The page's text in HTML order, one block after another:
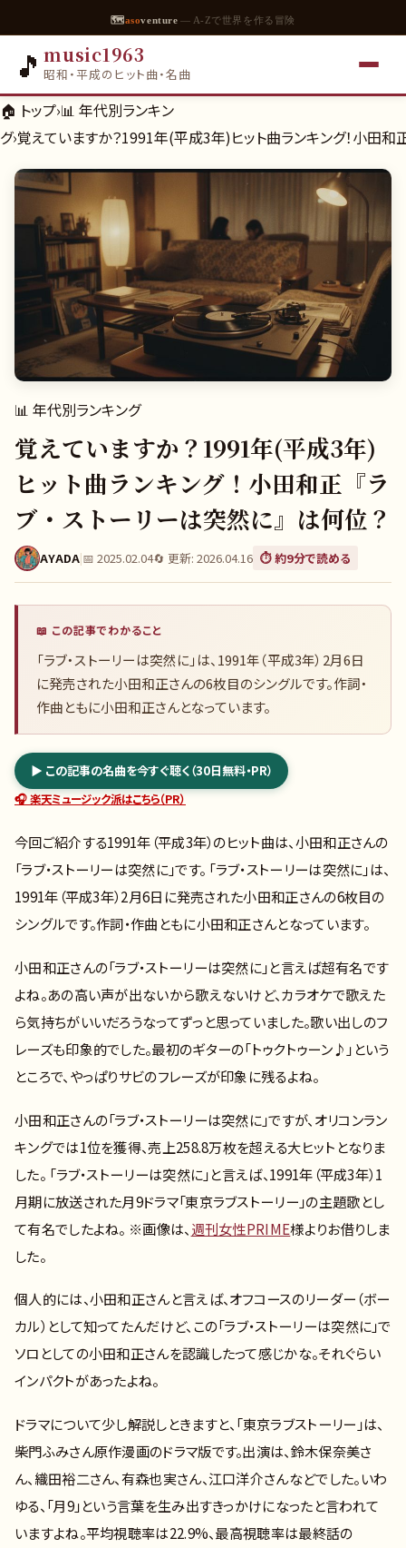
🗺asoventure — A-Zで世界を作る冒険
🎵 music1963
昭和・平成のヒット曲・名曲
🏠 トップ›📊 年代別ランキン
グ›覚えていますか？1991年(平成3年)ヒット曲ランキング！小田和
📊 年代別ランキング
覚えていますか？1991年(平成3年)
ヒット曲ランキング！小田和正『ラ
ブ・ストーリーは突然に』は何位？
AYADA|📅 2025.02.04🔄 更新: 2026.04.16 ⏱️ 約9分で読める
📖 この記事でわかること
「ラブ・ストーリーは突然に」は、1991年（平成3年）2月6日
に発売された小田和正さんの6枚目のシングルです。作詞・
作曲ともに小田和正さんとなっています。
▶ この記事の名曲を今すぐ聴く（30日無料・PR）
🎧 楽天ミュージック派はこちら（PR）
今回ご紹介する1991年（平成3年）のヒット曲は、小田和正さんの
「ラブ・ストーリーは突然に」です。 「ラブ・ストーリーは突然に」は、
1991年（平成3年）2月6日に発売された小田和正さんの6枚目の
シングルです。作詞・作曲ともに小田和正さんとなっています。
小田和正さんの「ラブ・ストーリーは突然に」と言えば超有名です
よね。あの高い声が出ないから歌えないけど、カラオケで歌えた
ら気持ちがいいだろうなってずっと思っていました。歌い出しのフ
レーズも印象的でした。最初のギターの「トゥクトゥーン♪」という
ところで、やっぱりサビのフレーズが印象に残るよね。
小田和正さんの「ラブ・ストーリーは突然に」ですが、オリコンラン
キングでは1位を獲得、売上258.8万枚を超える大ヒットとなりま
した。 「ラブ・ストーリーは突然に」と言えば、1991年（平成3年）1
月期に放送された月9ドラマ「東京ラブストーリー」の主題歌とし
て有名でしたよね。 ※画像は、 週刊女性PRIME様よりお借りしま
した。
個人的には、小田和正さんと言えば、オフコースのリーダー（ボー
カル）として知ってたんだけど、この「ラブ・ストーリーは突然に」で
ソロとしての小田和正さんを認識したって感じかな。それぐらい
インパクトがあったよね。
ドラマについて少し解説しときますと、「東京ラブストーリー」は、
柴門ふみさん原作漫画のドラマ版です。出演は、鈴木保奈美さ
ん、織田裕二さん、有森也実さん、江口洋介さんなどでした。いわ
ゆる、「月9」という言葉を生み出すきっかけになったと言われて
いますよね。平均視聴率は22.9%、最高視聴率は最終話の